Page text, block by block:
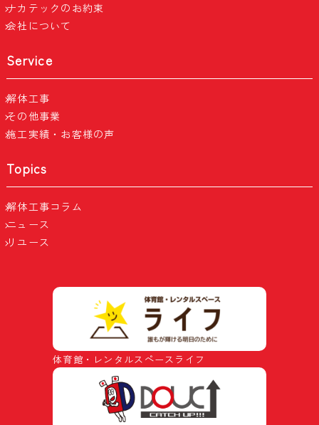
ナカテックのお約束
会社について
Service
解体工事
その他事業
施工実績・お客様の声
Topics
解体工事コラム
ニュース
リユース
体育館・レンタルスペースライフ